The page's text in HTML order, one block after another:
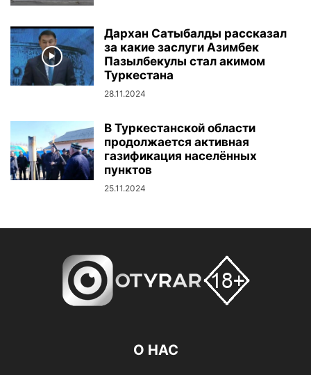
Дархан Сатыбалды рассказал
за какие заслуги Азимбек
Пазылбекулы стал акимом
Туркестана
28.11.2024
В Туркестанской области
продолжается активная
газификация населённых
пунктов
25.11.2024
О НАС